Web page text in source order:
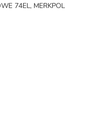
74EL, MERKPOL